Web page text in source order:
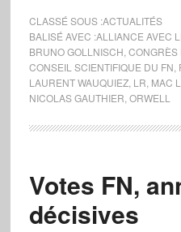
CLASSÉ SOUS :ACTUALITÉS
BALISÉ AVEC :ALLIANCE AVEC
BRUNO GOLLNISCH CONGRÈS
CONSEIL SCIENTIFIQUE DU FN
LAURENT WAUQUIEZ, LR MAC
NICOLAS GAUTHIER ORWELL
Votes FN,
décisives